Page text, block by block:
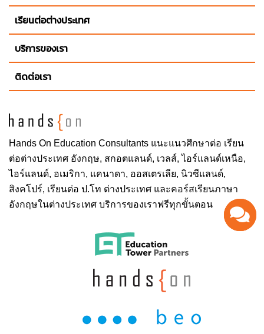
Hands On Education Consultants แนะแนวศึกษาต่อ เรียน
ต่อต่างประเทศ อังกฤษ, สกอตแลนด์, เวลส์, ไอร์แลนด์เหนือ,
ไอร์แลนด์, อเมริกา, แคนาดา, ออสเตรเลีย, นิวซีแลนด์,
สิงคโปร์, เรียนต่อ ป.โท ต่างประเทศ และคอร์สเรียนภาษา
อังกฤษในต่างประเทศ บริการของเราฟรีทุกขั้นตอน
เรียนต่อต่างประเทศ
บริการของเรา
ติดต่อเรา